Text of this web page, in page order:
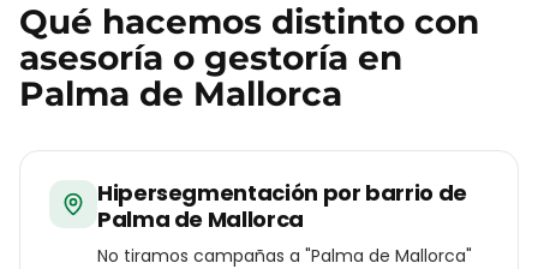
Qué hacemos distinto con
asesoría o gestoría en
Palma de Mallorca
Hipersegmentación por barrio de
Palma de Mallorca
No tiramos campañas a "Palma de Mallorca"